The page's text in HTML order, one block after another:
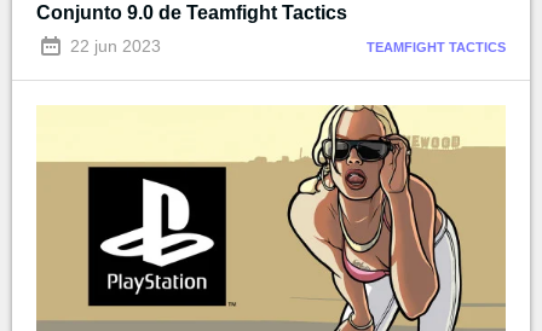
Conjunto 9.0 de Teamfight Tactics
22 jun 2023 TEAMFIGHT TACTICS